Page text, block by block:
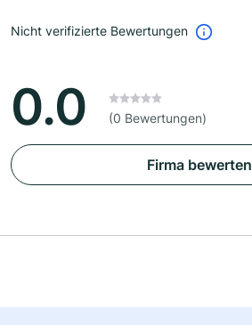
Nicht verifizierte Bewertungen
0.0 (0 Bewertungen)
Firma bewerten